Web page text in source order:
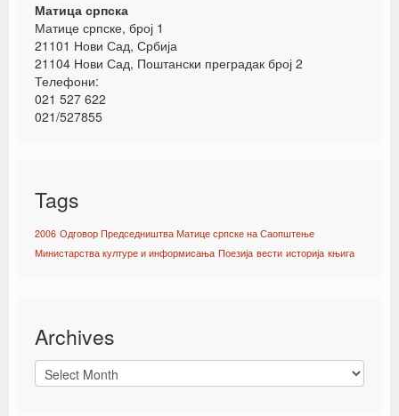
Матица српска
Матице српске, број 1
21101 Нови Сад, Србија
21104 Нови Сад, Поштански преградак број 2
Телефони:
021 527 622
021/527855
Tags
2006 Одговор Председништва Матице српске на Саопштење
Министарства културе и информисања Поезија вести историја књига
Archives